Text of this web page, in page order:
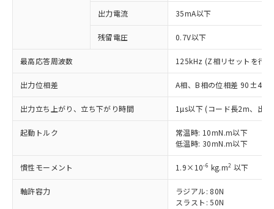
出力電流 35mA以下
残留電圧 0.7V以下
最高応答周波数 125kHz (Z相リセットを行
出力位相差 A相、B相の位相差
出力立ち上がり、立ち下がり時間 1µs以下 (コード長2m、出
起動トルク
常温時: 10mN.m以下
低温時: 30mN.m以下
慣性モーメント 1.9×10-6 kg.m2 以下
軸許容力
ラジアル: 80N
スラスト: 50N
ご利用条件
※1 対応状況
対応済み：EU RoHS指令（10物質）の
非含有に対応した製品が提供可能な商品で
す。
対応予定：EU RoHS指令（10物質）の非含
有に対応した製品に切り替える予定のある